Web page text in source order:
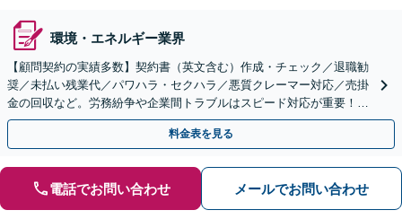
環境・エネルギー業界
【顧問契約の実績多数】契約書（英文含む）作成・チェック／退職勧
奨／未払い残業代／パワハラ・セクハラ／悪質クレーマー対応／売掛
金の回収など。労務紛争や企業間トラブルはスピード対応が重要！ビ
ジネスを発展させるために全力でサポートします。
料金表を見る
電話でお問い合わせ メールでお問い合わせ